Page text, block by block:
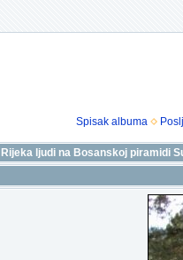
Spisak albuma
ljudi na Bosanskoj piramidi